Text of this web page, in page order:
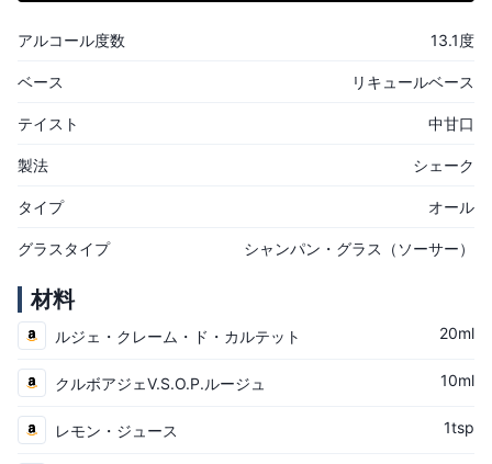
アルコール度数 13.1度
ベース リキュールベース
テイスト 中甘口
製法 シェーク
タイプ オール
グラスタイプ シャンパン・グラス（ソーサー）
材料
ルジェ・クレーム・ド・カルテット 20ml
クルボアジェV.S.O.P.ルージュ 10ml
レモン・ジュース 1tsp